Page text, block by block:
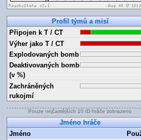
Profil týmů a misí
Připojen k T / CT
Výher jako T / CT
Explodovaných bomb
Deaktivovaných bomb
(v %)
Zachráněných
rukojmí
Pouze nejčastějších 10 ID hráče zobrazeno
Jméno hráče
Jméno